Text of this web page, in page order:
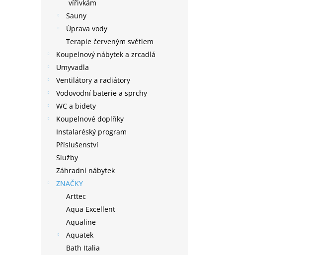
vířivkám
Sauny
Úprava vody
Terapie červeným světlem
Koupelnový nábytek a zrcadlá
Umyvadla
Ventilátory a radiátory
Vodovodní baterie a sprchy
WC a bidety
Koupelnové doplňky
Instalaréský program
Příslušenství
Služby
Záhradní nábytek
ZNAČKY
Arttec
Aqua Excellent
Aqualine
Aquatek
Bath Italia